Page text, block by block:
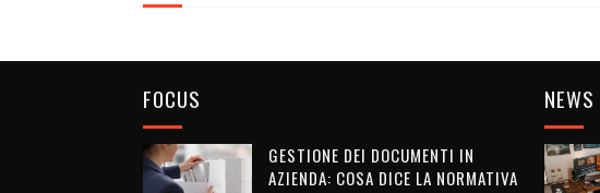
FOCUS
GESTIONE DEI DOCUMENTI IN
AZIENDA: COSA DICE LA NORMATIVA
NEWS